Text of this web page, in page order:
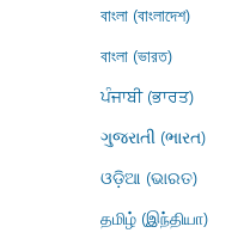
বাংলা (বাংলাদেশ)
বাংলা (ভারত)
ਪੰਜਾਬੀ (ਭਾਰਤ)
ગુજરાતી (ભારત)
ଓଡ଼ିଆ (ଭାରତ)
தமிழ் (இந்தியா)